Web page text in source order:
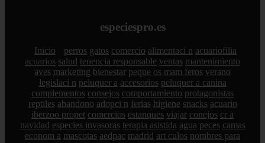
especiespro.es
Inicio perros gatos comercio alimentaci n acuariofilia
acuarios salud tenencia responsable ventas mantenimiento
aves marketing bienestar peque os mam feros verano
legislaci n peluquer a accesorios peluquer a canina
complementos consejos comportamiento protagonistas
reptiles abandono adopci n ferias higiene snacks acuario
iberzoo propet comercios estanques viajar conejos cr a
navidad especies invasoras terapia asistida agua peces camas
econom a mascotas aedpac madrid art culos nombres para